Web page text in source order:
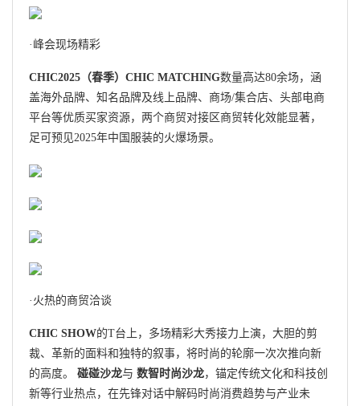
·峰会现场精彩
CHIC2025（春季）CHIC MATCHING数量高达80余场，涵
盖海外品牌、知名品牌及线上品牌、商场/集合店、头部电商
平台等优质买家资源，两个商贸对接区商贸转化效能显著，
足可预见2025年中国服装的火爆场景。
·火热的商贸洽谈
CHIC SHOW的T台上，多场精彩大秀接力上演，大胆的剪
裁、革新的面料和独特的叙事，将时尚的轮廓一次次推向新
的高度。 碰碰沙龙与 数智时尚沙龙，锚定传统文化和科技创
新等行业热点，在先锋对话中解码时尚消费趋势与产业未